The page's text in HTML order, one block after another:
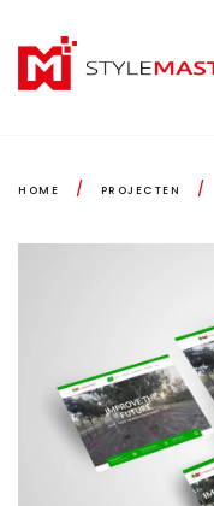
HOME / PROJECTEN /